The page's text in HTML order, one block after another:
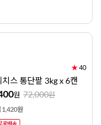
★40
스 통단팥 3kg x 6캔
원 72,000원
1,420원